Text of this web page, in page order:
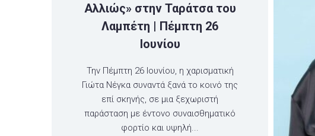
Αλλιώς» στην Ταράτσα του
Λαμπέτη | Πέμπτη 26
Ιουνίου
Την Πέμπτη 26 Ιουνίου, η χαρισματική
Γιώτα Νέγκα συναντά ξανά το κοινό της
επί σκηνής, σε μια ξεχωριστή
παράσταση με έντονο συναισθηματικό
φορτίο και υψηλή...